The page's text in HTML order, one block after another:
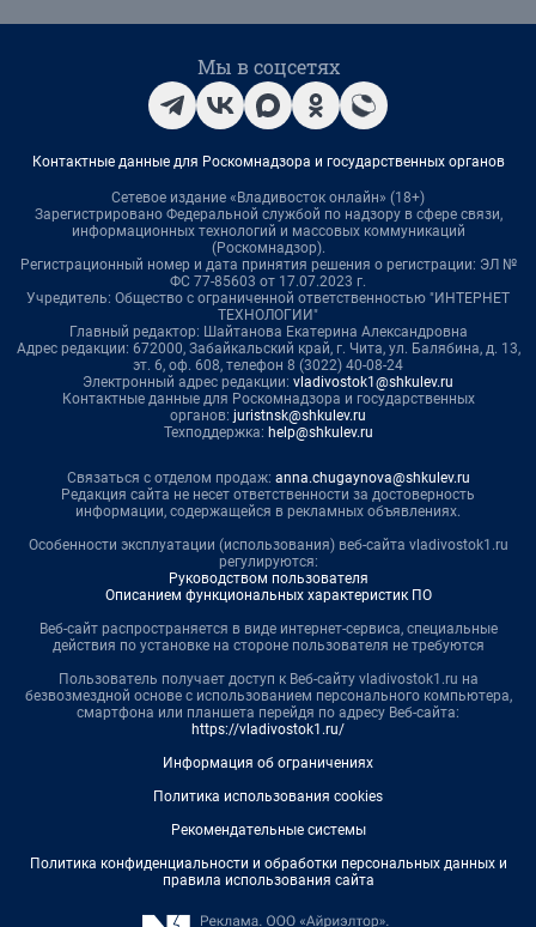
Мы в соцсетях
Контактные данные для Роскомнадзора и государственных органов
Сетевое издание «Владивосток онлайн» (18+)
Зарегистрировано Федеральной службой по надзору в сфере связи,
информационных технологий и массовых коммуникаций
(Роскомнадзор).
Регистрационный номер и дата принятия решения о регистрации: ЭЛ №
ФС 77-85603 от 17.07.2023 г.
Учредитель: Общество с ограниченной ответственностью "ИНТЕРНЕТ
ТЕХНОЛОГИИ"
Главный редактор: Шайтанова Екатерина Александровна
Адрес редакции: 672000, Забайкальский край, г. Чита, ул. Балябина, д. 13,
эт. 6, оф. 608, телефон 8 (3022) 40-08-24
Электронный адрес редакции: vladivostok1@shkulev.ru
Контактные данные для Роскомнадзора и государственных
органов: juristnsk@shkulev.ru
Техподдержка: help@shkulev.ru
Связаться с отделом продаж: anna.chugaynova@shkulev.ru
Редакция сайта не несет ответственности за достоверность
информации, содержащейся в рекламных объявлениях.
Особенности эксплуатации (использования) веб-сайта vladivostok1.ru
регулируются:
Руководством пользователя
Описанием функциональных характеристик ПО
Веб-сайт распространяется в виде интернет-сервиса, специальные
действия по установке на стороне пользователя не требуются
Пользователь получает доступ к Веб-сайту vladivostok1.ru на
безвозмездной основе с использованием персонального компьютера,
смартфона или планшета перейдя по адресу Веб-сайта:
https://vladivostok1.ru/
Информация об ограничениях
Политика использования cookies
Рекомендательные системы
Политика конфиденциальности и обработки персональных данных и
правила использования сайта